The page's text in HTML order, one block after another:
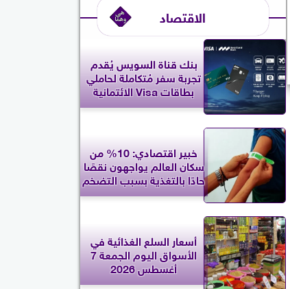
الاقتصاد
بنك قناة السويس يُقدم
تجربة سفر مُتكاملة لحاملي
بطاقات Visa الائتمانية
خبير اقتصادي: 10% من
سكان العالم يواجهون نقصًا
حادًا بالتغذية بسبب التضخم
أسعار السلع الغذائية في
الأسواق اليوم الجمعة 7
أغسطس 2026